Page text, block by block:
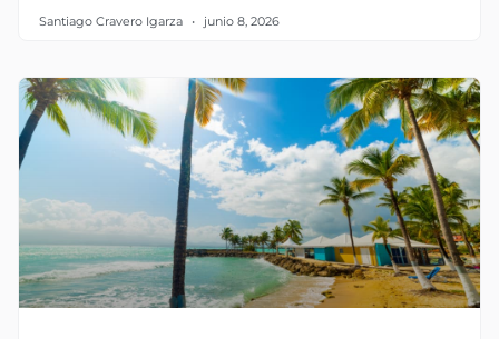
Santiago Cravero Igarza junio 8, 2026